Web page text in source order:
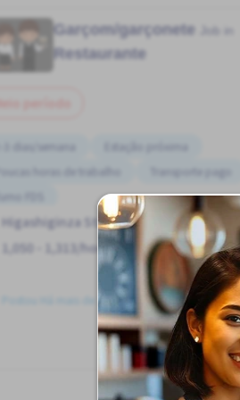
Garçom/garçonete
Restaurante
2-3 dias/semana
Poucas horas de trabalho
Transporte pago
Higashiginza Sta. (Tokyo)
1,050 - 1,313/hour
Postou Há mais de 3 meses